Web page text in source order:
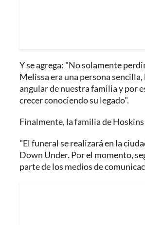
Y se agrega: "No solamente
Melissa era una persona
angular de nuestra familia y por
crecer conociendo su legado".
Finalmente, la familia de
"El funeral se realizará en la
Down Under. Por el momento,
parte de los medios de